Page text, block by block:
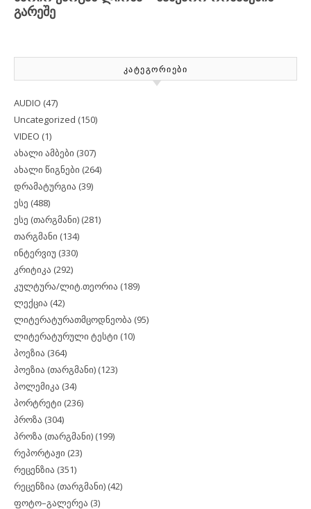
ᲙᲐᲢᲔᲒᲝᲠᲘᲔᲑᲘ
AUDIO (47)
Uncategorized (150)
VIDEO (1)
ახალი ამბები (307)
ახალი წიგნები (264)
დრამატურგია (39)
ესე (488)
ესე (თარგმანი) (281)
თარგმანი (134)
ინტერვიუ (330)
კრიტიკა (292)
კულტურა/ლიტ.თეორია (189)
ლექცია (42)
ლიტერატურათმცოდნეობა (95)
ლიტერატურული ტესტი (10)
პოეზია (364)
პოეზია (თარგმანი) (123)
პოლემიკა (34)
პორტრეტი (236)
პროზა (304)
პროზა (თარგმანი) (199)
რეპორტაჟი (23)
რეცენზია (351)
რეცენზია (თარგმანი) (42)
ფოტო–გალერეა (3)